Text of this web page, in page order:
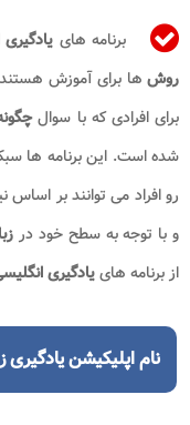
برنامه های
روش ها برای آموزش
برای افرادی که با سوال
شده است. این برنامه ها
رو افراد می توانند بر اساس
و با توجه به سطح خود در
از برنامه هاییادگیری
نام اپلیکیشنیادگیری